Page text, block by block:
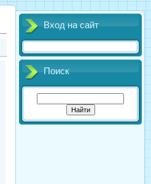
Вход на сайт
Поиск